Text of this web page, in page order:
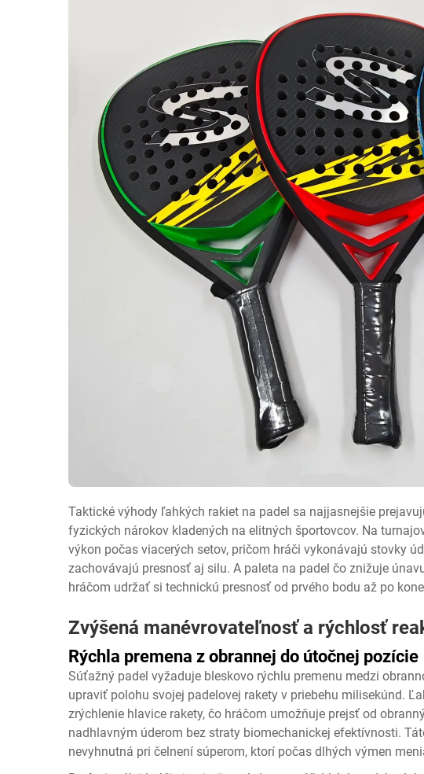
Taktické výhody ľahkých rakiet na padel sa najjasnejšie
fyzických nárokov kladených na elitných športovcov. Na
výkon počas viacerých setov, pričom hráči vykonávajú stovky
zachovávajú presnosť aj silu. A paleta na padel čo znižuje
hráčom udržať si technickú presnosť od prvého bodu až po
Zvýšená manévrovateľnosť a rýchlosť
Rýchla premena z obrannej do útočnej pozície
Súťažný padel vyžaduje bleskovo rýchlu premenu medzi
upraviť polohu svojej padelovej rakety v priebehu milisekúnd.
zrýchlenie hlavice rakety, čo hráčom umožňuje prejsť od
nadhlavným úderom bez straty biomechanickej efektívnosti.
nevyhnutná pri čelnení súperom, ktorí počas dlhých výmen